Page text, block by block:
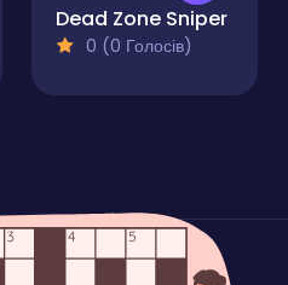
Dead Zone Sniper
0 (0 Голосів)